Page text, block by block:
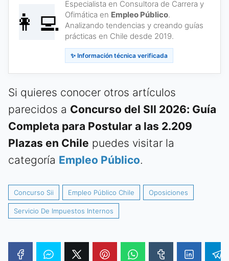
👩‍💻
Especialista en Consultora de Carrera y
Ofimática en Empleo Público.
Analizando tendencias y creando guías
prácticas en Chile desde 2019.
✨ Información técnica verificada
Si quieres conocer otros artículos
parecidos a Concurso del SII 2026: Guía
Completa para Postular a las 2.209
Plazas en Chile puedes visitar la
categoría Empleo Público.
Concurso Sii Empleo Público Chile Oposiciones
Servicio De Impuestos Internos